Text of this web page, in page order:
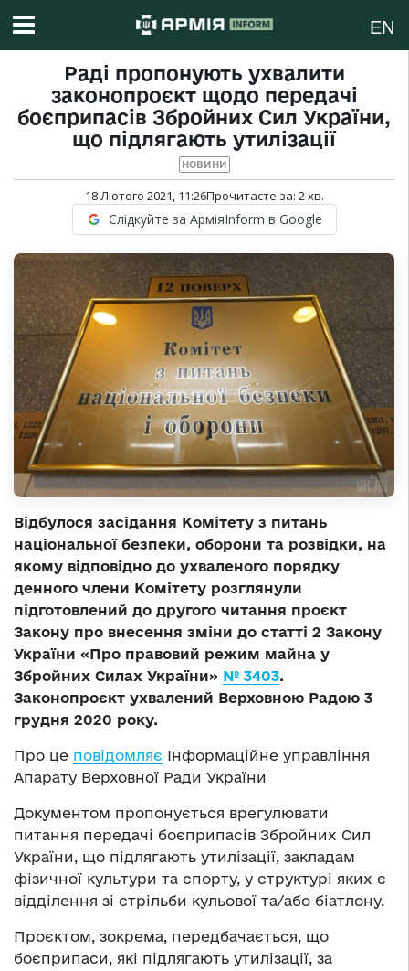
EN
Раді пропонують ухвалити
законопроєкт щодо передачі
боєприпасів Збройних Сил України,
що підлягають утилізації
НОВИНИ
18 Лютого 2021, 11:26Прочитаєте за: 2хв.
Слідкуйте за АрміяInform в Google
Відбулося засідання Комітету з питань
національної безпеки, оборони та розвідки, на
якому відповідно до ухваленого порядку
денного члени Комітету розглянули
підготовлений до другого читання проєкт
Закону про внесення зміни до статті 2 Закону
України «Про правовий режим майна у
Збройних Силах України» № 3403.
Законопроєкт ухвалений Верховною Радою 3
грудня 2020 року.
Про це повідомляє Інформаційне управління
Апарату Верховної Ради України
Документом пропонується врегулювати
питання передачі боєприпасів Збройних Сил
України, що підлягають утилізації, закладам
фізичної культури та спорту, у структурі яких є
відділення зі стрільби кульової та/або біатлону.
Проєктом, зокрема, передбачається, що
боєприпаси, які підлягають утилізації, за